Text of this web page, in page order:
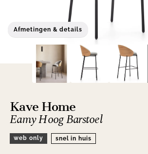
Afmetingen & details
Kave Home
Eamy Hoog Barstoel
web only snel in huis